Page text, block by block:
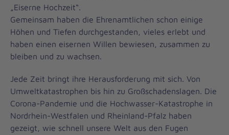
„Eiserne Hochzeit“.
Gemeinsam haben die Ehrenamtlichen schon einige
Höhen und Tiefen durchgestanden, vieles erlebt und
haben einen eisernen Willen bewiesen, zusammen zu
bleiben und zu wachsen.
Jede Zeit bringt ihre Herausforderung mit sich. Von
Umweltkatastrophen bis hin zu Großschadenslagen. Die
Corona-Pandemie und die Hochwasser-Katastrophe in
Nordrhein-Westfalen und Rheinland-Pfalz haben
gezeigt, wie schnell unsere Welt aus den Fugen